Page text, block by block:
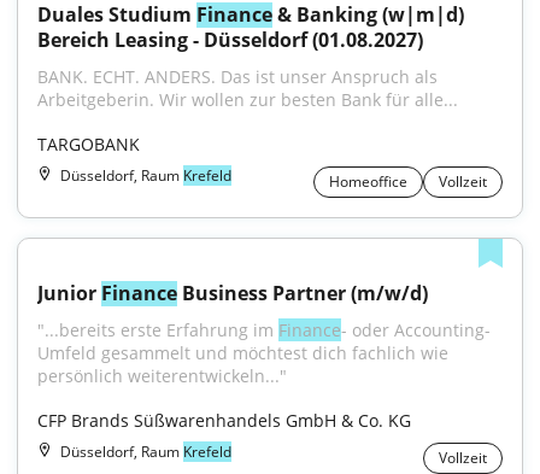
Duales Studium Finance & Banking (w|m|d)
Bereich Leasing - Düsseldorf (01.08.2027)
BANK. ECHT. ANDERS. Das ist unser Anspruch als
Arbeitgeberin. Wir wollen zur besten Bank für alle...
TARGOBANK
Düsseldorf, Raum Krefeld Homeoffice Vollzeit
Junior Finance Business Partner (m/w/d)
"...bereits erste Erfahrung im Finance- oder Accounting-
Umfeld gesammelt und möchtest dich fachlich wie
persönlich weiterentwickeln..."
CFP Brands Süßwarenhandels GmbH & Co. KG
Düsseldorf, Raum Krefeld Vollzeit